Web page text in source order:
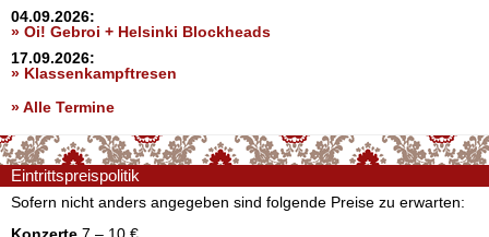
04.09.2026:
» Oi! Gebroi + Helsinki Blockheads
17.09.2026:
» Klassenkampftresen
» Alle Termine
Eintrittspreispolitik
Sofern nicht anders angegeben sind folgende Preise zu erwarten: